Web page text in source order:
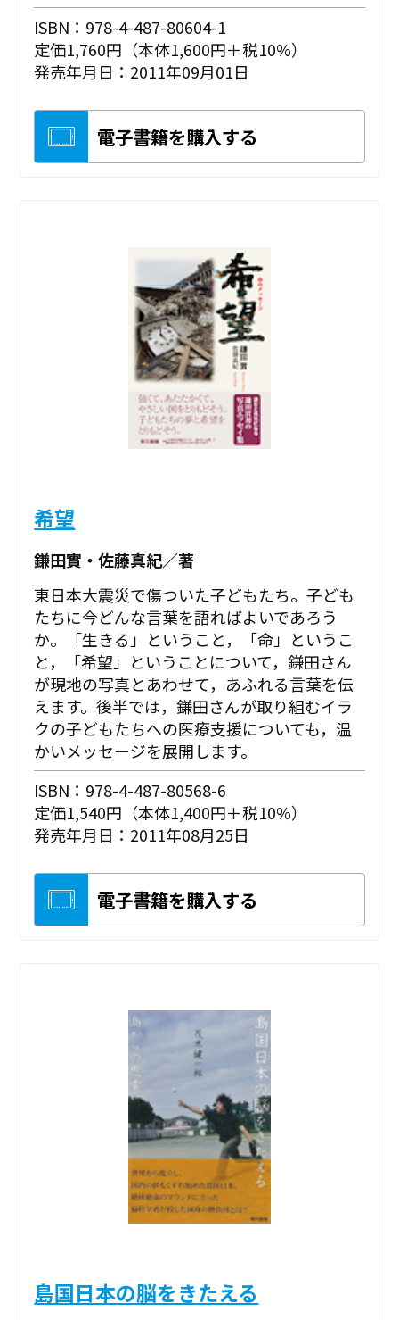
ISBN：978-4-487-80604-1
定価1,760円（本体1,600円＋税10%）
発売年月日：2011年09月01日
電子書籍を購入する
希望
鎌田實・佐藤真紀／著
東日本大震災で傷ついた子どもたち。子ども
たちに今どんな言葉を語ればよいであろう
か。「生きる」ということ，「命」というこ
と，「希望」ということについて，鎌田さん
が現地の写真とあわせて，あふれる言葉を伝
えます。後半では，鎌田さんが取り組むイラ
クの子どもたちへの医療支援についても，温
かいメッセージを展開します。
ISBN：978-4-487-80568-6
定価1,540円（本体1,400円＋税10%）
発売年月日：2011年08月25日
電子書籍を購入する
島国日本の脳をきたえる